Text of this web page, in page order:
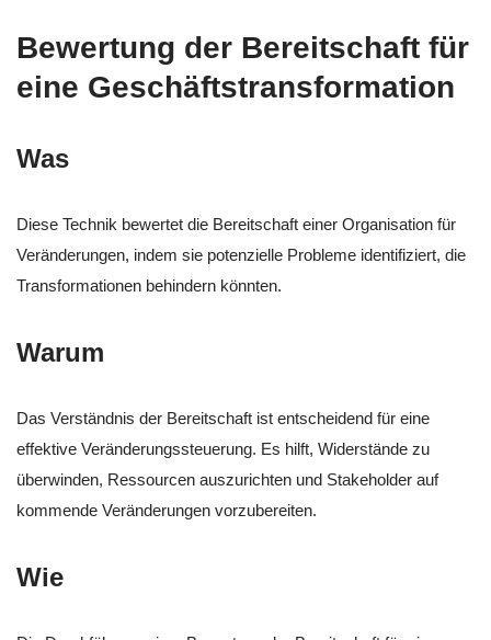
Bewertung der Bereitschaft für
eine Geschäftstransformation
Was
Diese Technik bewertet die Bereitschaft einer Organisation für
Veränderungen, indem sie potenzielle Probleme identifiziert, die
Transformationen behindern könnten.
Warum
Das Verständnis der Bereitschaft ist entscheidend für eine
effektive Veränderungssteuerung. Es hilft, Widerstände zu
überwinden, Ressourcen auszurichten und Stakeholder auf
kommende Veränderungen vorzubereiten.
Wie